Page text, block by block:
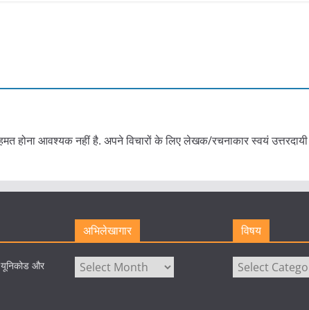
होना आवश्यक नहीं है. अपने विचारों के लिए लेखक/रचनाकार स्वयं
और
अभिलेखागार
अभिलेखागार
विषय
विषय